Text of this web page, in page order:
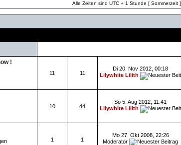
Alle Zeiten sind UTC + 1 Stunde [ Sommerzeit ]
!
11 11
Di 20. Nov 2012, 00:18
Lilywhite Lilith
10 44
So 5. Aug 2012, 11:41
Lilywhite Lilith
1 1
Mo 27. Okt 2008, 22:26
Moderator